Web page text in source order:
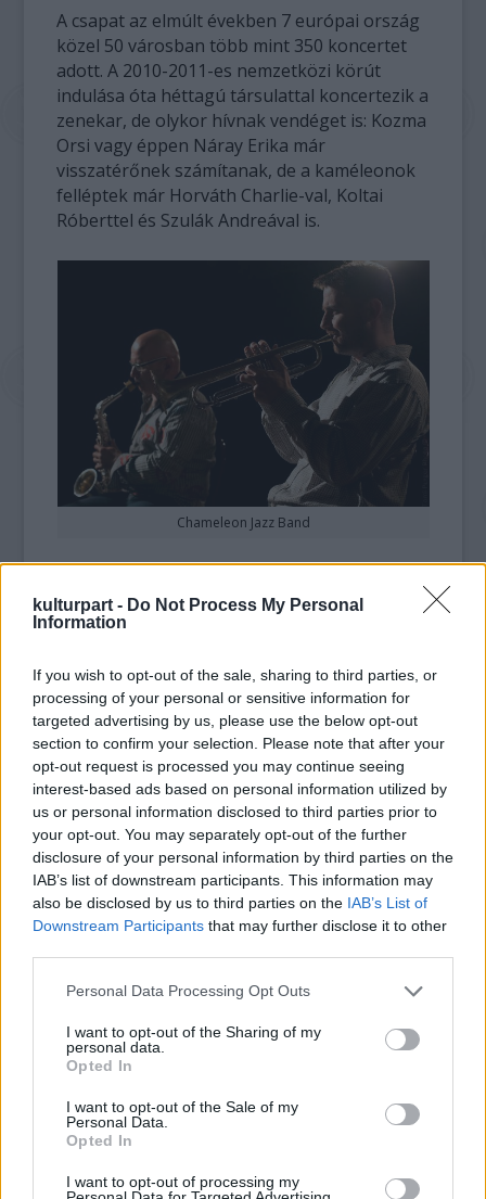
kulturpart - Do Not Process My Personal
Information
If you wish to opt-out of the sale, sharing to third parties, or
processing of your personal or sensitive information for
targeted advertising by us, please use the below opt-out
section to confirm your selection. Please note that after your
opt-out request is processed you may continue seeing
interest-based ads based on personal information utilized by
us or personal information disclosed to third parties prior to
your opt-out. You may separately opt-out of the further
disclosure of your personal information by third parties on the
IAB’s list of downstream participants. This information may
also be disclosed by us to third parties on the IAB’s List of
Downstream Participants that may further disclose it to other
Please note that this website/app uses one or more Google
not limited to your visit or usage behaviour. You may click to
grant or deny consent to Google and its third-party tags to
use your data for below specified purposes in below Google
consent section.
Personal Data Processing Opt Outs
I want to opt-out of the Sharing of my
personal data.
Opted In
I want to opt-out of the Sale of my
Personal Data.
Opted In
I want to opt-out of processing my
A csapat az elmúlt években 7 európai ország
közel 50 városban több mint 350 koncertet
adott. A 2010-2011-es nemzetközi körút
indulása óta héttagú társulattal koncertezik a
zenekar, de olykor hívnak vendéget is: Kozma
Orsi vagy éppen Náray Erika már
visszatérőnek számítanak, de a kaméleonok
felléptek már Horváth Charlie-val, Koltai
Róberttel és Szulák Andreával is.
Chameleon Jazz Band
élvezhetjük a mindig gondosan szerkesztett
jazz-funk-rock repertoárt. A nyári pihenő
kedden este nyolckor kerül sor, a budaörsi
régi posta épületében működő PostArt
színpadán. Két nappal később, augusztus 27-
én, csütörtökön este a zenekar Komáromban
ad szabadtéri koncertet. A mini-turné a töki,
VI. Bor és Művészet Fesztivál szombati
napján ér véget augusztus 29-én.